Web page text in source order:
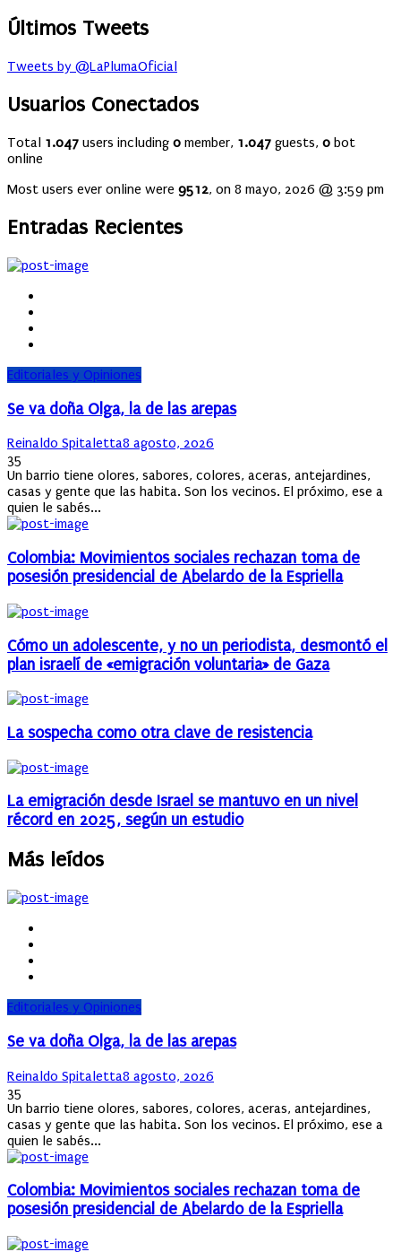
Últimos Tweets
Tweets by @LaPlumaOficial
Usuarios Conectados
Total 1.047 users including 0 member, 1.047 guests, 0 bot
online
Most users ever online were 9512, on 8 mayo, 2026 @ 3:59 pm
Entradas Recientes
Editoriales y Opiniones
Se va doña Olga, la de las arepas
Author
Reinaldo SpitalettaPosted
8 agosto, 2026
35
Un barrio tiene olores, sabores, colores, aceras, antejardines,
casas y gente que las habita. Son los vecinos. El próximo, ese a
quien le sabés...
Colombia: Movimientos sociales rechazan toma de
posesión presidencial de Abelardo de la Espriella
Cómo un adolescente, y no un periodista, desmontó el
plan israelí de «emigración voluntaria» de Gaza
La sospecha como otra clave de resistencia
La emigración desde Israel se mantuvo en un nivel
récord en 2025, según un estudio
Más leídos
Editoriales y Opiniones
Se va doña Olga, la de las arepas
Author
Reinaldo SpitalettaPosted
8 agosto, 2026
35
Un barrio tiene olores, sabores, colores, aceras, antejardines,
casas y gente que las habita. Son los vecinos. El próximo, ese a
quien le sabés...
Colombia: Movimientos sociales rechazan toma de
posesión presidencial de Abelardo de la Espriella